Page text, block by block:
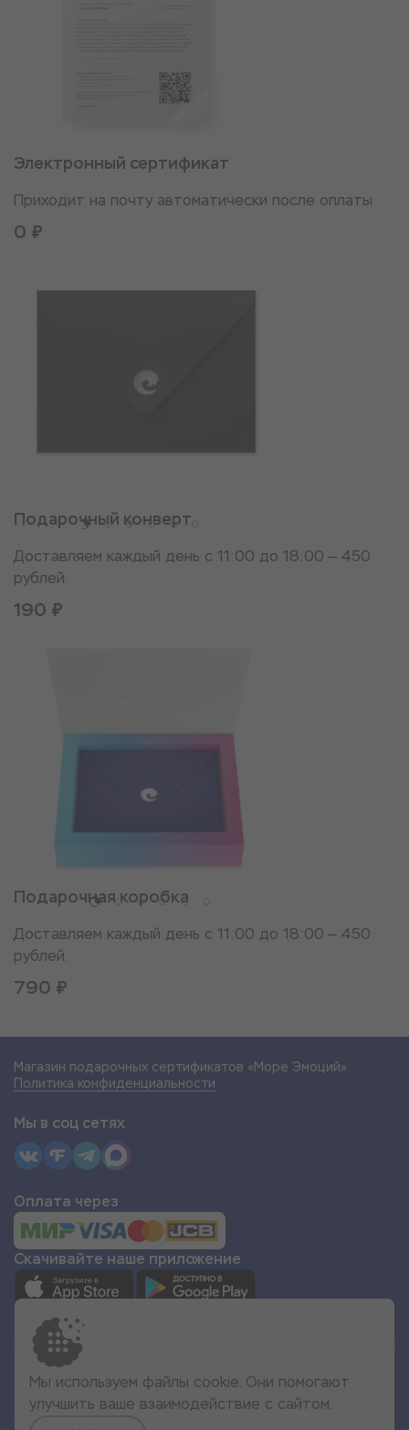
Электронный сертификат
Приходит на почту автоматически после оплаты
0 ₽
Подарочный конверт
Доставляем каждый день с 11:00 до 18:00 — 450
рублей.
190 ₽
Подарочная коробка
Доставляем каждый день с 11:00 до 18:00 — 450
рублей.
790 ₽
Магазин подарочных сертификатов «Море Эмоций»
Политика конфиденциальности
Мы в соц сетях
Оплата через
Скачивайте наше приложение
Мы используем файлы cookie. Они помогают
улучшить ваше взаимодействие с сайтом.